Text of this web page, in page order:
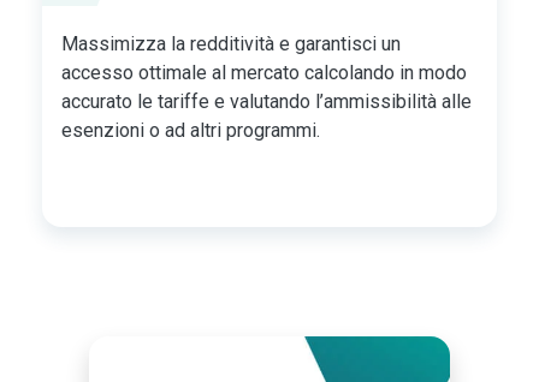
Massimizza la redditività e garantisci un
accesso ottimale al mercato calcolando in modo
accurato le tariffe e valutando l’ammissibilità alle
esenzioni o ad altri programmi.